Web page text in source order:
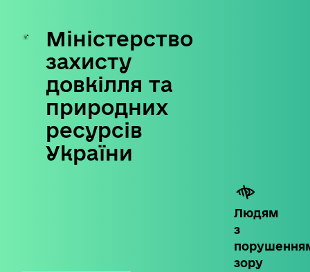
Skip
content
Міністерство
захисту
довкілля та
природних
ресурсів
України
Людям
з
зору